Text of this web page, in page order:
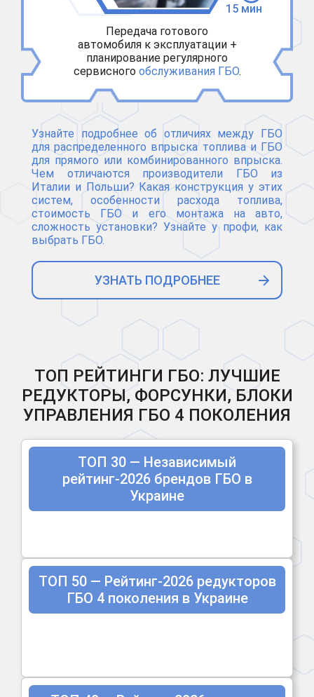
Передача готового
автомобиля к эксплуатации +
планирование регулярного
сервисного обслуживания ГБО.
15 мин
Узнайте подробнее об отличиях между ГБО
для распределенного впрыска топлива и ГБО
для прямого или комбинированного впрыска.
Чем отличаются производители ГБО из
Италии и Польши? Какая конструкция у этих
систем, особенности расхода топлива,
стоимость ГБО и его монтажа на авто,
сложность установки? Узнайте у профи, как
выбрать ГБО.
УЗНАТЬ ПОДРОБНЕЕ
ТОП РЕЙТИНГИ ГБО: ЛУЧШИЕ
РЕДУКТОРЫ, ФОРСУНКИ, БЛОКИ
УПРАВЛЕНИЯ ГБО 4 ПОКОЛЕНИЯ
ТОП 30 — Независимый
рейтинг-2026 брендов ГБО в
Украине
ТОП 50 — Рейтинг-2026 редукторов
ГБО 4 поколения в Украине